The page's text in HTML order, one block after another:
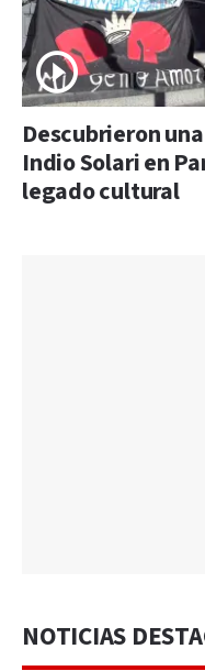
Descubrieron
Indio Solari en
legado cultural
NOTICIAS